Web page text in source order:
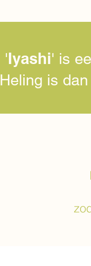
'Iyashi' is
Heling is